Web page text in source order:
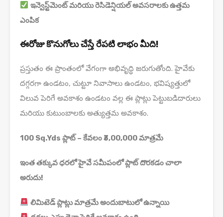
ఇన్వెస్ట్‌మెంట్ మరియు రెసిడెన్షియల్ అవసరాలకు ఉత్తమ
ఎంపిక
ఈరోజు కొనుగోలు చేస్తే రేపటి లాభం మీది!
ప్రస్తుతం ఈ ప్రాంతంలో వేగంగా అభివృద్ధి జరుగుతోంది. హైవేకు
దగ్గరగా ఉండటం, చుట్టూ నివాసాలు ఉండటం, భవిష్యత్తులో
విలువ పెరిగే అవకాశం ఉండటం వల్ల ఈ ప్లాట్లు పెట్టుబడిదారులు
మరియు కుటుంబాలకు అత్యుత్తమ అవకాశం.
100 Sq.Yds ప్లాట్ – కేవలం ₹3,00,000 మాత్రమే
ఇంత తక్కువ ధరలో హైవే సమీపంలో ప్లాట్ దొరకడం చాలా
అరుదు!
లిమిటెడ్ ప్లాట్లు మాత్రమే అందుబాటులో ఉన్నాయి